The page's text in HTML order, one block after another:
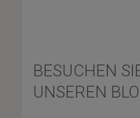
BESUCHEN
UNSEREN